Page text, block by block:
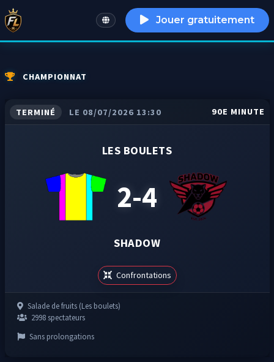
English Jouer gratuitement
CHAMPIONNAT
TERMINÉ LE 08/07/2026 13:30 90E MINUTE
LES BOULETS
2-4
SHADOW
Confrontations
Salade de fruits (Les boulets)
2998 spectateurs
Sans prolongations